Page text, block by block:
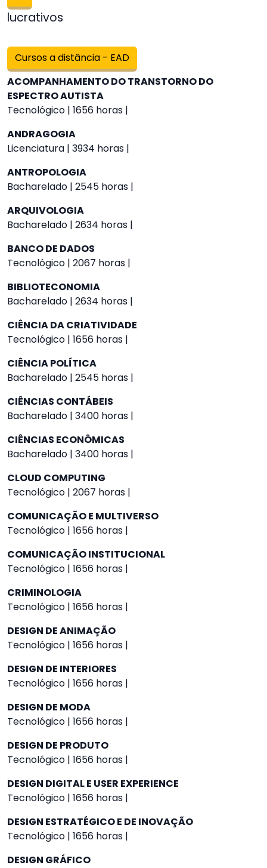
lucrativos
Cursos a distância - EAD
ACOMPANHAMENTO DO TRANSTORNO DO
ESPECTRO AUTISTA
Tecnológico | 1656 horas |
ANDRAGOGIA
Licenciatura | 3934 horas |
ANTROPOLOGIA
Bacharelado | 2545 horas |
ARQUIVOLOGIA
Bacharelado | 2634 horas |
BANCO DE DADOS
Tecnológico | 2067 horas |
BIBLIOTECONOMIA
Bacharelado | 2634 horas |
CIÊNCIA DA CRIATIVIDADE
Tecnológico | 1656 horas |
CIÊNCIA POLÍTICA
Bacharelado | 2545 horas |
CIÊNCIAS CONTÁBEIS
Bacharelado | 3400 horas |
CIÊNCIAS ECONÔMICAS
Bacharelado | 3400 horas |
CLOUD COMPUTING
Tecnológico | 2067 horas |
COMUNICAÇÃO E MULTIVERSO
Tecnológico | 1656 horas |
COMUNICAÇÃO INSTITUCIONAL
Tecnológico | 1656 horas |
CRIMINOLOGIA
Tecnológico | 1656 horas |
DESIGN DE ANIMAÇÃO
Tecnológico | 1656 horas |
DESIGN DE INTERIORES
Tecnológico | 1656 horas |
DESIGN DE MODA
Tecnológico | 1656 horas |
DESIGN DE PRODUTO
Tecnológico | 1656 horas |
DESIGN DIGITAL E USER EXPERIENCE
Tecnológico | 1656 horas |
DESIGN ESTRATÉGICO E DE INOVAÇÃO
Tecnológico | 1656 horas |
DESIGN GRÁFICO